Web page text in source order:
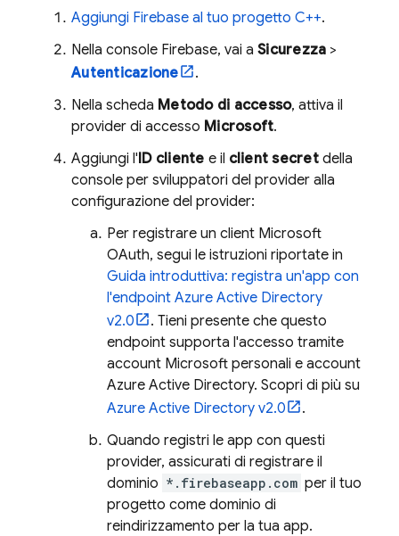
Aggiungi Firebase al tuo progetto C++.
Nella console Firebase, vai a Sicurezza >
Autenticazione
.
Nella scheda Metodo di accesso, attiva il
provider di accesso Microsoft.
Aggiungi l'ID cliente e il client secretdella
console per sviluppatori del provider alla
configurazione del provider:
Per registrare un client Microsoft
OAuth, segui le istruzioni riportate in
Guida introduttiva: registra un'app con
l'endpoint Azure Active Directory
v2.0
. Tieni presente che questo
endpoint supporta l'accesso tramite
account Microsoft personali e account
Azure Active Directory. Scopri di più su
Azure Active Directory v2.0
.
Quando registri le app con questi
provider, assicurati di registrare il
dominio *.firebaseapp.com per il tuo
progetto come dominio di
reindirizzamento per la tua app.